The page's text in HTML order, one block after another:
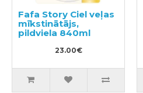
Fafa Story Ciel veļas
mīkstinātājs,
pildviela 840ml
23.00€